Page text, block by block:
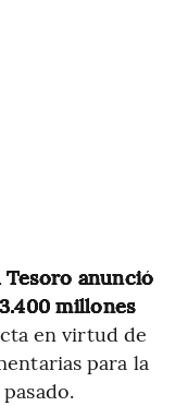
anunció
millones
en virtud de
para la